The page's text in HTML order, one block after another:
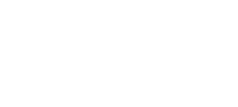
Mina Favoriter